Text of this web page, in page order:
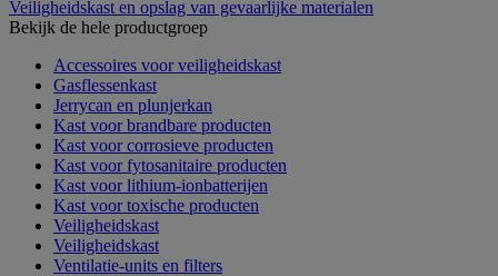
Veiligheidskast en opslag van gevaarlijke materialen
Bekijk de hele productgroep
Accessoires voor veiligheidskast
Gasflessenkast
Jerrycan en plunjerkan
Kast voor brandbare producten
Kast voor corrosieve producten
Kast voor fytosanitaire producten
Kast voor lithium-ionbatterijen
Kast voor toxische producten
Veiligheidskast
Veiligheidskast
Ventilatie-units en filters